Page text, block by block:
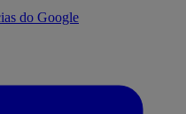
do Google